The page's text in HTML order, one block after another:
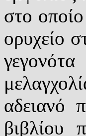
στο
ορυχείο
αδειανό
βιβλίου